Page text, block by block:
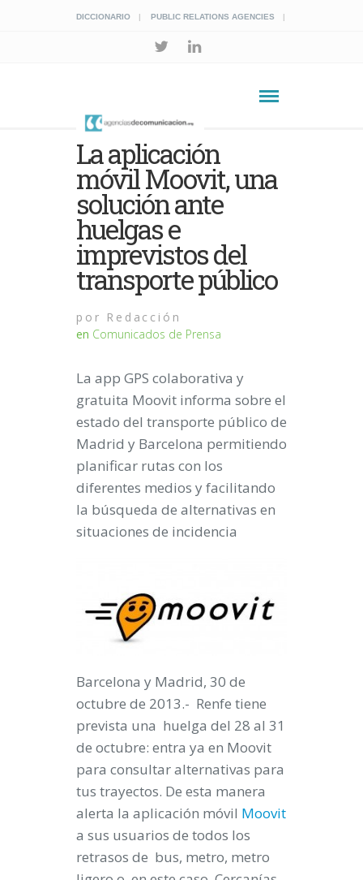
DICCIONARIO PUBLIC RELATIONS AGENCIES
La aplicación
móvil Moovit, una
solución ante
huelgas e
imprevistos del
transporte público
por Redacción
en Comunicados de Prensa
La app GPS colaborativa y
gratuita Moovit informa sobre el
estado del transporte público de
Madrid y Barcelona permitiendo
planificar rutas con los
diferentes medios y facilitando
la búsqueda de alternativas en
situaciones de incidencia
Barcelona y Madrid, 30 de
octubre de 2013.- Renfe tiene
prevista una huelga del 28 al 31
de octubre: entra ya en Moovit
para consultar alternativas para
tus trayectos. De esta manera
alerta la aplicación móvil Moovit
a sus usuarios de todos los
retrasos de bus, metro, metro